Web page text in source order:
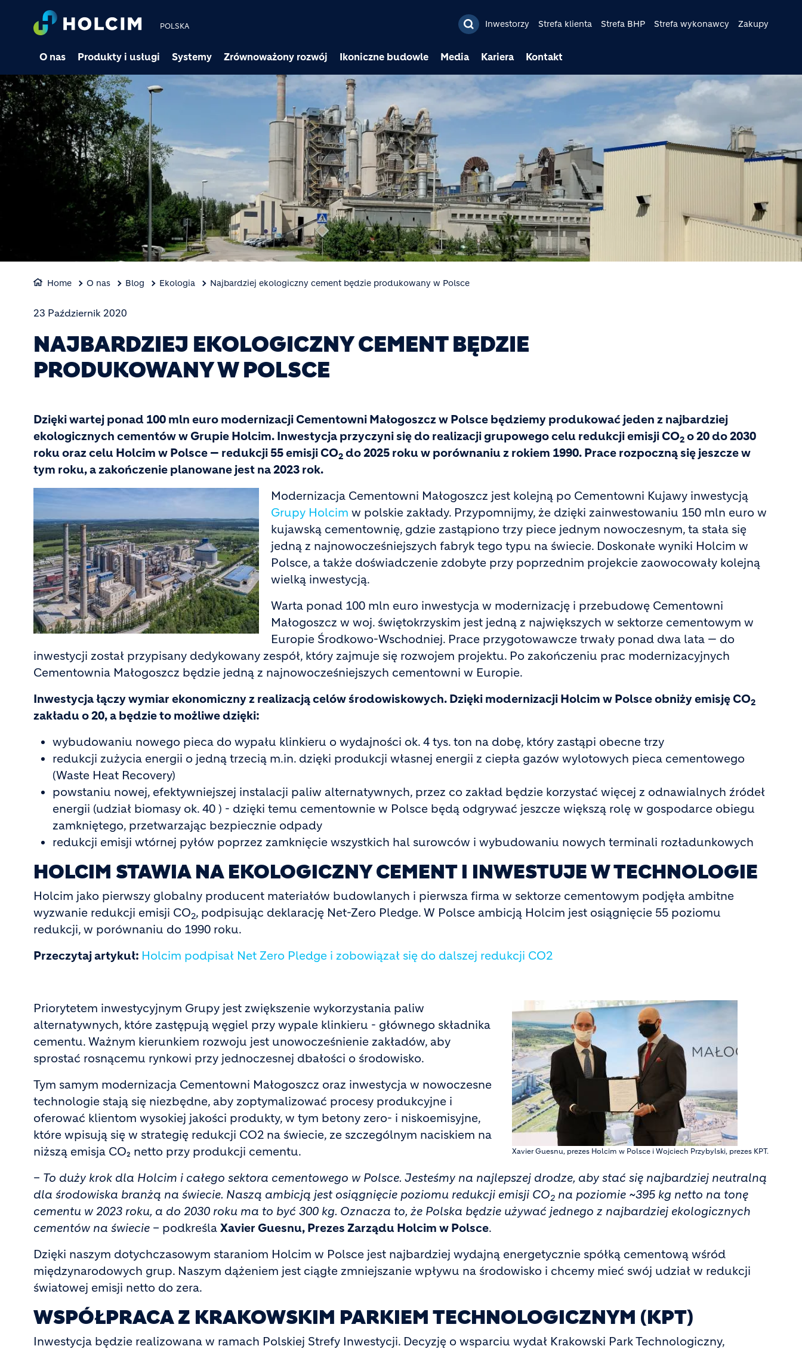
Przejdź do treści
POLSKA Inwestorzy Strefa klienta Strefa BHP Strefa wykonawcy Zakupy
O nas Produkty i usługi Systemy Zrównoważony rozwój Ikoniczne budowle Media Kariera Kontakt
Home O nas Blog Ekologia Najbardziej ekologiczny cement będzie produkowany w Polsce
23 Październik 2020
NAJBARDZIEJ EKOLOGICZNY CEMENT BĘDZIE
PRODUKOWANY W POLSCE
Dzięki wartej ponad 100 mln euro modernizacji Cementowni Małogoszcz w Polsce będziemy produkować jeden z najbardziej
ekologicznych cementów w Grupie Holcim. Inwestycja przyczyni się do realizacji grupowego celu redukcji emisji CO2 o 20 do 2030
roku oraz celu Holcim w Polsce — redukcji 55 emisji CO2 do 2025 roku w porównaniu z rokiem 1990. Prace rozpoczną się jeszcze w
tym roku, a zakończenie planowane jest na 2023 rok.
Modernizacja Cementowni Małogoszcz jest kolejną po Cementowni Kujawy inwestycją
Grupy Holcim w polskie zakłady. Przypomnijmy, że dzięki zainwestowaniu 150 mln euro w
kujawską cementownię, gdzie zastąpiono trzy piece jednym nowoczesnym, ta stała się
jedną z najnowocześniejszych fabryk tego typu na świecie. Doskonałe wyniki Holcim w
Polsce, a także doświadczenie zdobyte przy poprzednim projekcie zaowocowały kolejną
wielką inwestycją.
Warta ponad 100 mln euro inwestycja w modernizację i przebudowę Cementowni
Małogoszcz w woj. świętokrzyskim jest jedną z największych w sektorze cementowym w
Europie Środkowo-Wschodniej. Prace przygotowawcze trwały ponad dwa lata — do
inwestycji został przypisany dedykowany zespół, który zajmuje się rozwojem projektu. Po zakończeniu prac modernizacyjnych
Cementownia Małogoszcz będzie jedną z najnowocześniejszych cementowni w Europie.
Inwestycja łączy wymiar ekonomiczny z realizacją celów środowiskowych. Dzięki modernizacji Holcim w Polsce obniży emisję CO2
zakładu o 20, a będzie to możliwe dzięki:
wybudowaniu nowego pieca do wypału klinkieru o wydajności ok. 4 tys. ton na dobę, który zastąpi obecne trzy
redukcji zużycia energii o jedną trzecią m.in. dzięki produkcji własnej energii z ciepła gazów wylotowych pieca cementowego
(Waste Heat Recovery)
powstaniu nowej, efektywniejszej instalacji paliw alternatywnych, przez co zakład będzie korzystać więcej z odnawialnych źródeł
energii (udział biomasy ok. 40 ) - dzięki temu cementownie w Polsce będą odgrywać jeszcze większą rolę w gospodarce obiegu
zamkniętego, przetwarzając bezpiecznie odpady
redukcji emisji wtórnej pyłów poprzez zamknięcie wszystkich hal surowców i wybudowaniu nowych terminali rozładunkowych
HOLCIM STAWIA NA EKOLOGICZNY CEMENT I INWESTUJE W TECHNOLOGIE
Holcim jako pierwszy globalny producent materiałów budowlanych i pierwsza firma w sektorze cementowym podjęła ambitne
wyzwanie redukcji emisji CO2, podpisując deklarację Net-Zero Pledge. W Polsce ambicją Holcim jest osiągnięcie 55 poziomu
redukcji, w porównaniu do 1990 roku.
Przeczytaj artykuł: Holcim podpisał Net Zero Pledge i zobowiązał się do dalszej redukcji CO2
Xavier Guesnu, prezes Holcim w Polsce i Wojciech Przybylski, prezes KPT.
Priorytetem inwestycyjnym Grupy jest zwiększenie wykorzystania paliw
alternatywnych, które zastępują węgiel przy wypale klinkieru - głównego składnika
cementu. Ważnym kierunkiem rozwoju jest unowocześnienie zakładów, aby
sprostać rosnącemu rynkowi przy jednoczesnej dbałości o środowisko.
Tym samym modernizacja Cementowni Małogoszcz oraz inwestycja w nowoczesne
technologie stają się niezbędne, aby zoptymalizować procesy produkcyjne i
oferować klientom wysokiej jakości produkty, w tym betony zero- i niskoemisyjne,
które wpisują się w strategię redukcji CO2 na świecie, ze szczególnym naciskiem na
niższą emisja CO₂ netto przy produkcji cementu.
– To duży krok dla Holcim i całego sektora cementowego w Polsce. Jesteśmy na najlepszej drodze, aby stać się najbardziej neutralną
dla środowiska branżą na świecie. Naszą ambicją jest osiągnięcie poziomu redukcji emisji CO2 na poziomie ~395 kg netto na tonę
cementu w 2023 roku, a do 2030 roku ma to być 300 kg. Oznacza to, że Polska będzie używać jednego z najbardziej ekologicznych
cementów na świecie – podkreśla Xavier Guesnu, Prezes Zarządu Holcim w Polsce.
Dzięki naszym dotychczasowym staraniom Holcim w Polsce jest najbardziej wydajną energetycznie spółką cementową wśród
międzynarodowych grup. Naszym dążeniem jest ciągłe zmniejszanie wpływu na środowisko i chcemy mieć swój udział w redukcji
światowej emisji netto do zera.
WSPÓŁPRACA Z KRAKOWSKIM PARKIEM TECHNOLOGICZNYM (KPT)
Inwestycja będzie realizowana w ramach Polskiej Strefy Inwestycji. Decyzję o wsparciu wydał Krakowski Park Technologiczny,